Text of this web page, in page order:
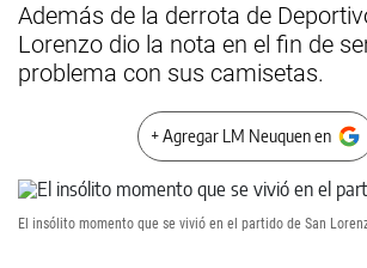
Además de la derrota de
Lorenzo dio la nota en el fin de
problema con sus camisetas.
+ Agregar LM Neuquen en
El insólito momento que se vivió en el partido de San